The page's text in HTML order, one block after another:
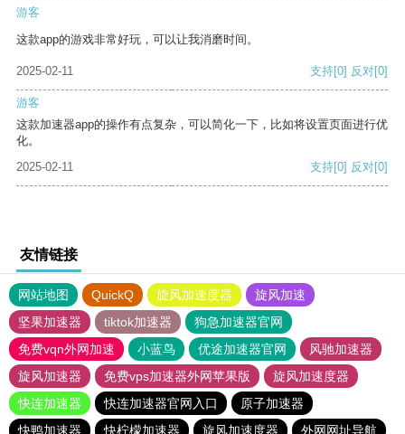
游客
这款app的游戏非常好玩，可以让我消磨时间。
2025-02-11 支持[0] 反对[0]
游客
这款加速器app的操作有点复杂，可以简化一下，比如将设置页面进行优
化。
2025-02-11
支持[0] 反对[0]
友情链接
网站地图 QuickQ 旋风加速度器
旋风加速
坚果加速器
tiktok加速器
狗急加速器官网
免费vqn外网加速
小蓝鸟 优途加速器官网
风驰加速器
旋风加速器
免费vps加速器外网苹果版
旋风加速度器
快连加速器
快连加速器官网入口
原子加速器
快鸭加速器
快柠檬加速器 旋风加速度器
外网网址导航